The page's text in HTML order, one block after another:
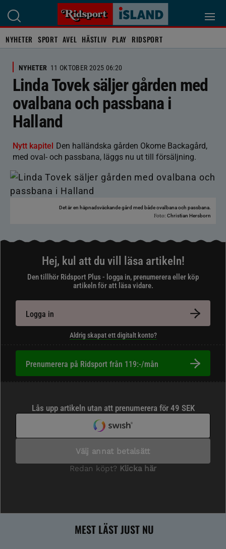
NYHETER SPORT AVEL HÄSTLIV PLAY RIDSPORT
NYHETER 11 OKTOBER 2025 06:20
Linda Tovek säljer gården med
ovalbana och passbana i
Halland
Nytt kapitel Den halländska gården Okome Backagård,
med oval- och passbana, läggs nu ut till försäljning.
Det är en häpnadsväckande gård med både ovalbana och passbana.
Foto: Christian Hersborn
Hej, kul att du vill läsa artikeln!
Den tillhör Ridsport Plus - logga in, prenumerera eller köp
artikeln för att läsa vidare.
Logga in
Aldrig skapat ett digitalt konto?
Prenumerera på Ridsport från 119:-/mån
MEST LÄST JUST NU